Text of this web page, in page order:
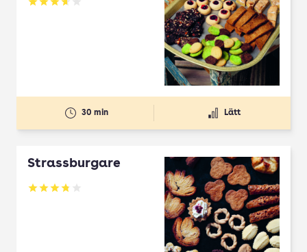
Betyg: 3.65 av 5
30 min Lätt
Strassburgare
Betyg: 3.78 av 5